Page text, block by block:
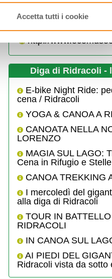
Accetta tutti i cookie
via Ridracoli 1, fraz.
Bagno di Romagna,
http://
Diga di Ridracoli -
E-bike Night Ride:
cena / Ridracoli
YOGA & CANOA A
CANOATA NELLA
LORENZO
MAGIA SUL LAGO:
Cena in Rifugio e Stelle
CANOA TREKKING
I mercoledì del
alla diga di Ridracoli
TOUR IN
RIDRACOLI
IN CANOA SUL
AI PIEDI DEL
Ridracoli vista da sotto